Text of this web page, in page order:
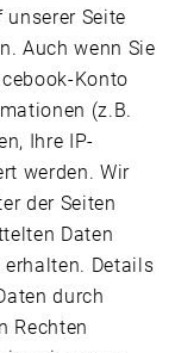
Seite
Auch wenn Sie
Konto
(z.B.
Ihre IP-
werden. Wir
der Seiten
Daten
Details
durch
Rechten